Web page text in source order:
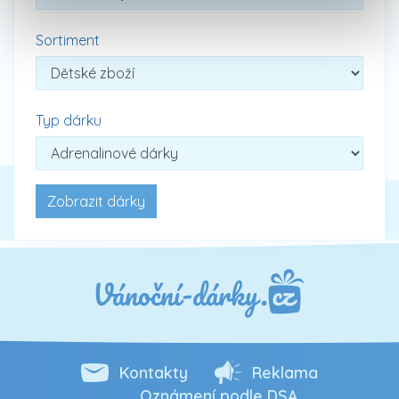
Sortiment
Typ dárku
Kontakty
Reklama